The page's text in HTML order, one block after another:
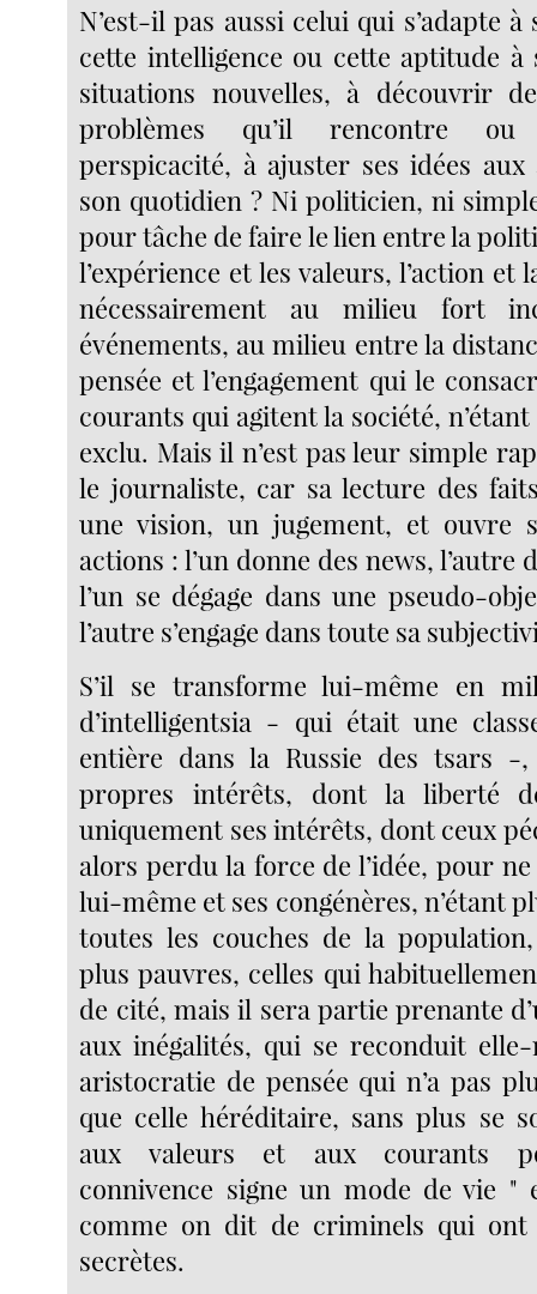
N’est-il pas aussi celui qui s’adapte
cette intelligence ou cette aptitude à
situations nouvelles, à découvrir
problèmes qu’il rencontre ou
perspicacité, à ajuster ses idées
son quotidien ? Ni politicien, ni
pour tâche de faire le lien entre la
l’expérience et les valeurs, l’action
nécessairement au milieu fort
événements, au milieu entre la
pensée et l’engagement qui le
courants qui agitent la société,
exclu. Mais il n’est pas leur simple
le journaliste, car sa lecture des
une vision, un jugement, et ouvre
actions : l’un donne des news, l’autre
l’un se dégage dans une pseudo-
l’autre s’engage dans toute sa
S’il se transforme lui-même en
d’intelligentsia - qui était une
entière dans la Russie des tsars -
propres intérêts, dont la liberté
uniquement ses intérêts, dont ceux
alors perdu la force de l’idée, pour
lui-même et ses congénères, n’étant
toutes les couches de la
plus pauvres, celles qui
de cité, mais il sera partie prenante
aux inégalités, qui se reconduit
aristocratie de pensée qui n’a pas
que celle héréditaire, sans plus se
aux valeurs et aux courants
connivence signe un mode de vie "
comme on dit de criminels qui ont
secrètes.